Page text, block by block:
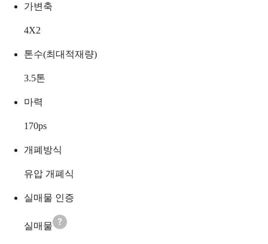
가변축
4X2
톤수(최대적재량)
3.5톤
마력
170ps
개폐방식
유압 개폐식
실매물 인증
실매물